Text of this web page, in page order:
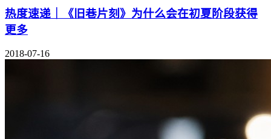
热度速递｜《旧巷片刻》为什么会在初夏阶段获得
更多
2018-07-16